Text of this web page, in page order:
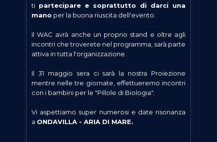
ti partecipare e soprattutto di darci una
mano per la buona riuscita dell'evento.
Il WAC avrà anche un proprio stand e oltre agli
incontri che troverete nel programma, sarà parte
attiva in tutta l'organizzazione.
Il 31 maggio sera ci sarà la nostra Proiezione
mentre nelle tre giornate, effettueremo incontri
con i bambini per le "Pillole di Biologia".
Vi aspettiamo super numerosi e date risonanza
a ONDAVILLA - ARIA DI MARE.